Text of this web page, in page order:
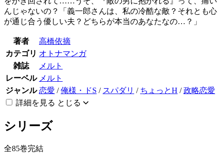
んじゃないの？「義一郎さんは、私の冷酷な敵？それとも心
が通じ合う優しい夫？どちらが本当のあなたなの…？」
著者
高橋依摘
カテゴリ オトナマンガ
雑誌
メルト
レーベル メルト
ジャンル 恋愛 /俺様・ドS / スパダリ / ちょっとH /政略恋愛
詳細を見る とじる
シリーズ
全85巻完結